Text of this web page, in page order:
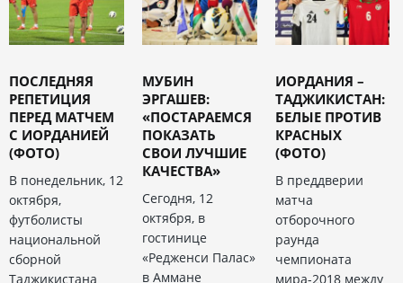
ПОСЛЕДНЯЯ
РЕПЕТИЦИЯ
ПЕРЕД МАТЧЕМ
С ИОРДАНИЕЙ
(ФОТО)
В понедельник, 12
октября,
футболисты
национальной
сборной
Таджикистана
МУБИН
ЭРГАШЕВ:
«ПОСТАРАЕМСЯ
ПОКАЗАТЬ
СВОИ ЛУЧШИЕ
КАЧЕСТВА»
Сегодня, 12
октября, в
гостинице
«Редженси Палас»
в Аммане
ИОРДАНИЯ –
ТАДЖИКИСТАН:
БЕЛЫЕ ПРОТИВ
КРАСНЫХ
(ФОТО)
В преддверии
матча
отборочного
раунда
чемпионата
мира-2018 между